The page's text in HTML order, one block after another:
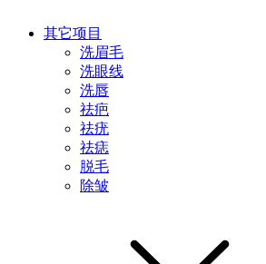
其它项目
洗眉毛
洗眼线
洗唇
祛疤
祛疣
祛痣
脱毛
除皱